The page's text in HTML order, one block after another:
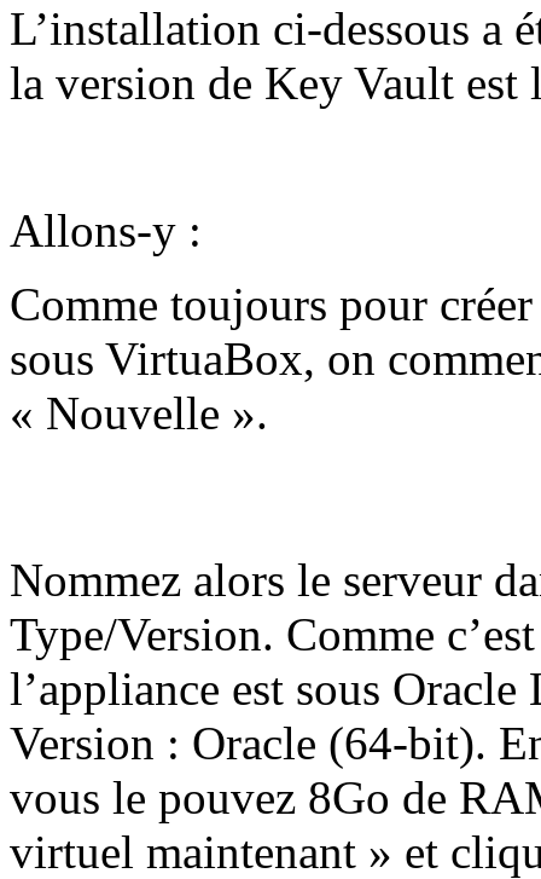
L’installation ci-dessous a
la version de Key Vault est
Allons-y :
Comme toujours pour
sous VirtuaBox, on
« Nouvelle ».
Nommez alors le serveur
Type/Version. Comme
l’appliance est sous
Version : Oracle (64-bit).
vous le pouvez 8Go de
virtuel maintenant » et